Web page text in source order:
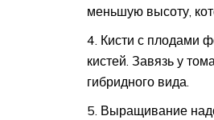
меньшую высоту,
Кисти с плодами
кистей. Завязь у
гибридного вида.
Выращивание